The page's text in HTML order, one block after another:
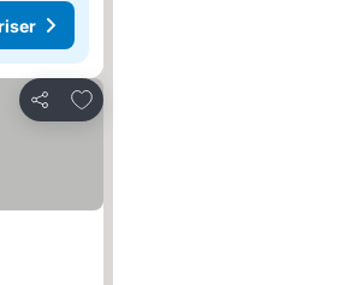
Del
Føj til favoritter